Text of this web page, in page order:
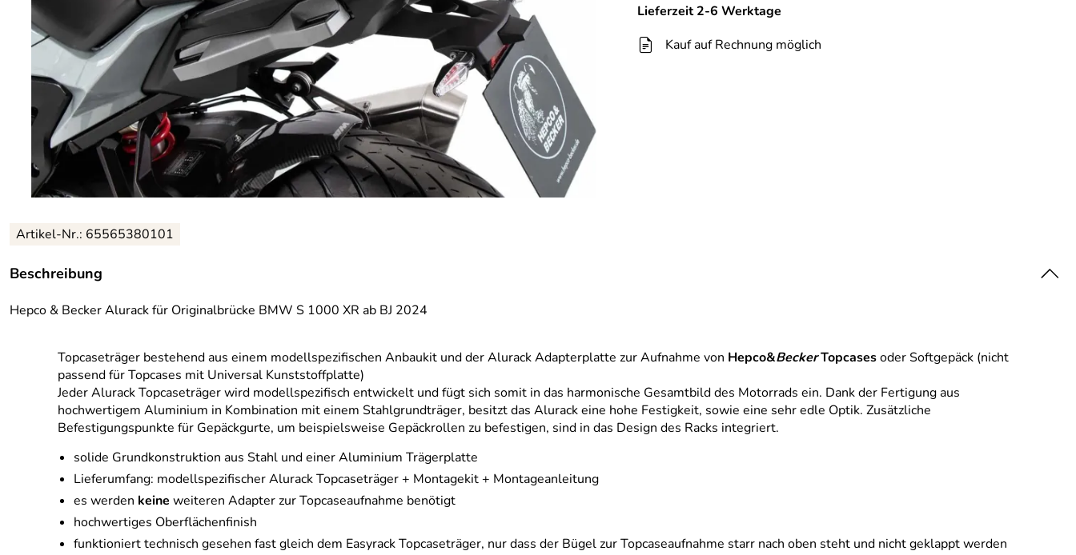
Lieferzeit 2-6 Werktage
Kauf auf Rechnung möglich
Artikel-Nr.: 65565380101
Beschreibung
Hepco & Becker Alurack für Originalbrücke BMW S 1000 XR ab BJ 2024
Topcaseträger bestehend aus einem modellspezifischen Anbaukit und der Alurack Adapterplatte zur Aufnahme von Hepco&BeckerTopcasesoder Softgepäck (nicht
passend für Topcases mit Universal Kunststoffplatte)
Jeder Alurack Topcaseträger wird modellspezifisch entwickelt und fügt sich somit in das harmonische Gesamtbild des Motorrads ein. Dank der Fertigung aus
hochwertigem Aluminium in Kombination mit einem Stahlgrundträger, besitzt das Alurack eine hohe Festigkeit, sowie eine sehr edle Optik. Zusätzliche
Befestigungspunkte für Gepäckgurte, um beispielsweise Gepäckrollen zu befestigen, sind in das Design des Racks integriert.
solide Grundkonstruktion aus Stahl und einer Aluminium Trägerplatte
Lieferumfang: modellspezifischer Alurack Topcaseträger + Montagekit + Montageanleitung
es werden keine weiteren Adapter zur Topcaseaufnahme benötigt
hochwertiges Oberflächenfinish
funktioniert technisch gesehen fast gleich dem Easyrack Topcaseträger, nur dass der Bügel zur Topcaseaufnahme starr nach oben steht und nicht geklappt werden